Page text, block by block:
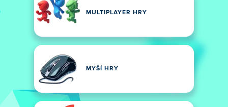
MULTIPLAYER HRY
MYŠÍ HRY